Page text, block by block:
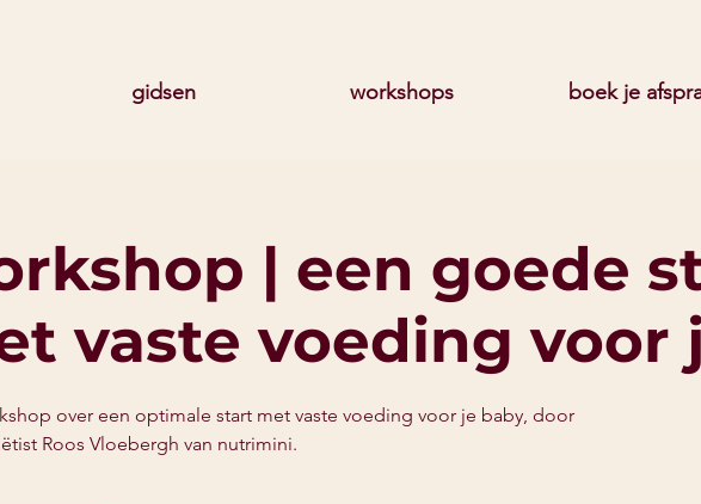
gidsen workshops boek je
| een goede
vaste voeding voor
over een optimale start met vaste voeding voor je baby, door
Roos Vloebergh van nutrimini.